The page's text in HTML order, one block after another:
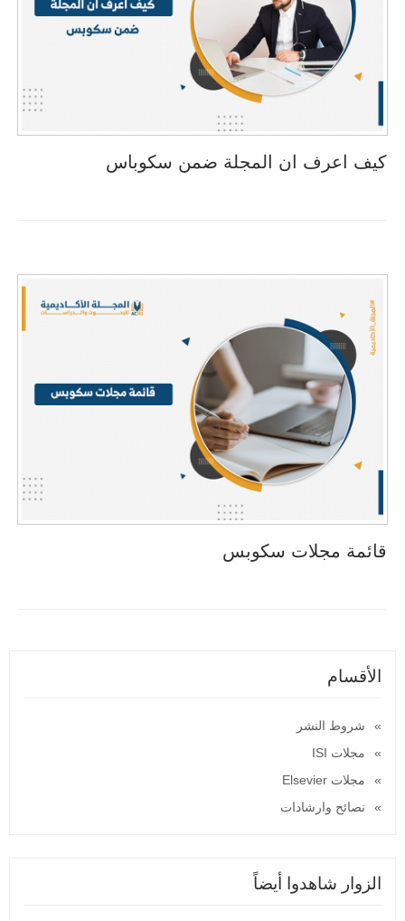
كيف اعرف ان المجلة ضمن سكوباس
قائمة مجلات سكوبس
الأقسام
شروط النشر
مجلات ISI
مجلات Elsevier
نصائح وارشادات
الزوار شاهدوا أيضاً